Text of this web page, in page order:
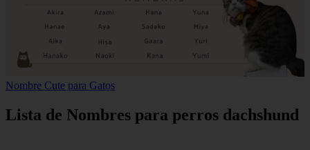
Nombre Cute para Gatos
Lista de Nombres para perros dachshund